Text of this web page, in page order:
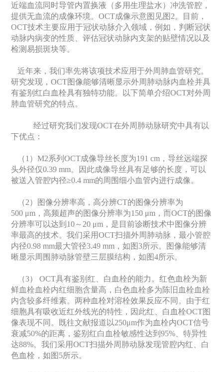
近端血流同时导管内置换液（多用生理盐水）冲洗管腔，
提供无血流的成像环境。OCT成像示意图见图2。目前，
OCT技术主要应用于冠状动脉介入领域，例如，判断冠状
动脉内病变的性质、评估冠状动脉内支架的贴壁情况以及
检测易损斑块等。
近年来，我们率先将该项技术应用于外周肺血管研究。
研究发现，OCT图像能够清晰显示外周肺动脉内血栓并具
有鉴别红白血栓具有独特功能。以下简单介绍OCT对外周
肺血管研究的特点。
经过研究我们发现OCT在外周肺动脉研究中具有以
下优点：
（1）M2系列OCT成像导丝长度为191 cm，导丝远端探
头外径仅0.39 mm。因此成像导丝具有足够的长度，可以
被送入管腔内径≥0.4 mm的周围细小血管内进行成像。
（2）图像分辨率高，高分辨CT的图像分辨率为
500 μm，高频超声的图像分辨率为150 μm，而OCT的图像
分辨率可以达到10～20 μm，是目前诊断技术中图像分辨
率最高的技术。我们采用OCT扫描外周肺动脉，最小管腔
内径0.98 mm最大管径3.49 mm，如图3所示。图像能够清
晰显示周围肺动脉管壁三层膜结构，如图4所示。
（3） OCT具有鉴别红、白血栓的能力。红色血栓为新
鲜血栓血栓内红细胞含量高，白色血栓多为陈旧血栓血栓
内含较多纤维素。两种血栓对溶栓效果反应不同。由于红
细胞具有吸收近红外线光的特性，因此红、白血栓OCT图
像表现不同。既往文献报道以250μm作为血栓内OCT信号
衰减50%的距离，鉴别红白血栓敏感性达到95%、特异性
达88%。我们采用OCT扫描外周肺动脉发现管腔内红、白
色血栓，如图5所示。